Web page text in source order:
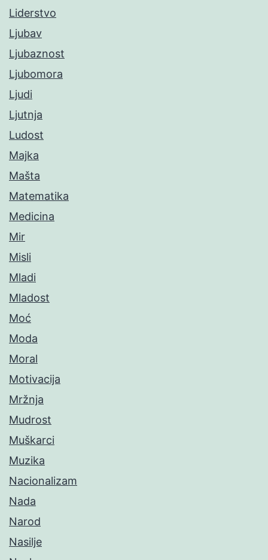
Liderstvo
Ljubav
Ljubaznost
Ljubomora
Ljudi
Ljutnja
Ludost
Majka
Mašta
Matematika
Medicina
Mir
Misli
Mladi
Mladost
Moć
Moda
Moral
Motivacija
Mržnja
Mudrost
Muškarci
Muzika
Nacionalizam
Nada
Narod
Nasilje